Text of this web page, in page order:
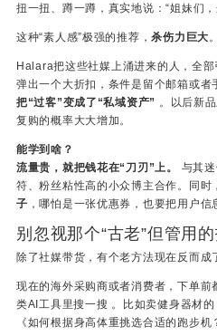
扭一扭、蹲一蹲，真实地说：“姐妹们
这种“素人感”极强的推荐，杀伤力巨大
Halara把这些社媒上涌进来的人，全
弹出一个大折扣，条件是留个邮箱或者
把“过客”变成了“私域资产” 。以后新
复购的概率大大增加。
能学到啥？
流量贵，就把钱花在“刀刃”上。
与其
符、粉丝粘性高的小众博主合作。同时，
子 ，哪怕是一张优惠券，也要把用户信
别忽视那个“古老”但管用
除了社媒带货，有个老方法现在反而
现在的海外采购商或者消费者，下单
类AI工具里搜一搜 。比如卖健身器材
《如何根据身高体重挑选合适的跑步机